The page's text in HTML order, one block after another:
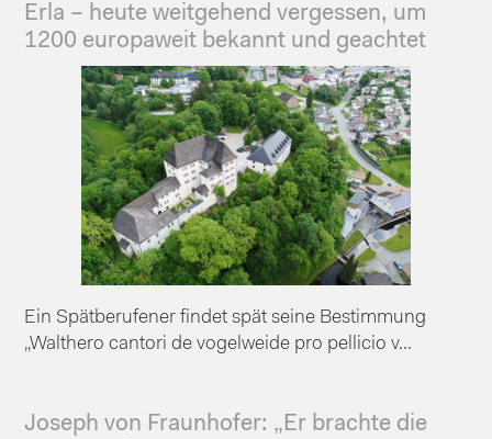
Erla – heute weitgehend vergessen, um
1200 europaweit bekannt und geachtet
Ein Spätberufener findet spät seine Bestimmung
„Walthero cantori de vogelweide pro pellicio v...
Joseph von Fraunhofer: „Er brachte die